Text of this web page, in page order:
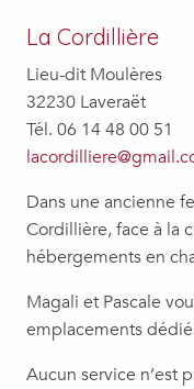
La Cordillière
Lieu-dit Moulères
32230 Laveraët
Tél. 06 14 48 00 51
Dans une ancienne
Cordillière, face à la
hébergements en
Magali et Pascale
emplacements
Aucun service n’est